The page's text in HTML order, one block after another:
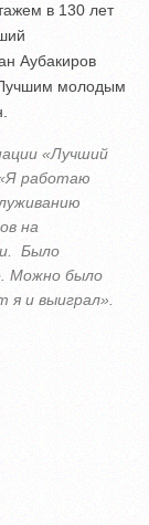
в 130 лет
Аубакиров
Лучшим молодым
«Лучший
работаю
на
Было
Можно было
и выиграл».